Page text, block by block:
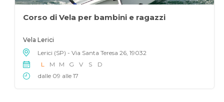
Corso di Vela per bambini e ragazzi
Vela Lerici
Lerici (SP) - Via Santa Teresa 26, 19032
L
M M G V S
D
dalle 09 alle 17